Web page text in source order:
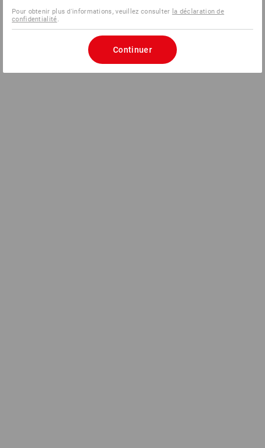
Pour obtenir plus d'informations, veuillez consulter la déclaration de
confidentialité.
Continuer